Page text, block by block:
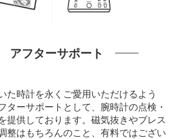
アフターサポート
た時計を永くご愛用いただけるよう
ターサポートとして、腕時計の点検・
提供しております。磁気抜きやブレス
整はもちろんのこと、有料ではござい